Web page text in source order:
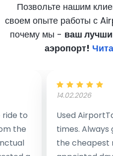
Позвольте нашим
своем опыте работы с
почему мы - ваш
аэропорт!
to
the
14.02.2026
Used
times. Always
the cheapest